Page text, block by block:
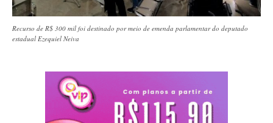
Recurso de R$ 300 mil foi destinado por meio de emenda parlamentar do deputado
estadual Ezequiel Neiva